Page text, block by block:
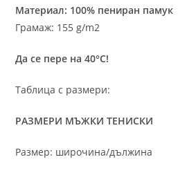
Материал: 100% пениран памук
Грамаж: 155 g/m2
Да се пере на 40°C!
Таблица с размери:
РАЗМЕРИ МЪЖКИ ТЕНИСКИ
Размер: широчина/дължина